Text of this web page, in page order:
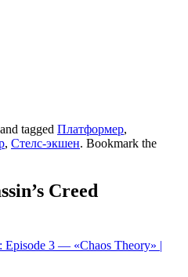
and tagged Платформер,
, Стелс-экшен. Bookmark the
Creed
Episode 3 — «Chaos Theory» |